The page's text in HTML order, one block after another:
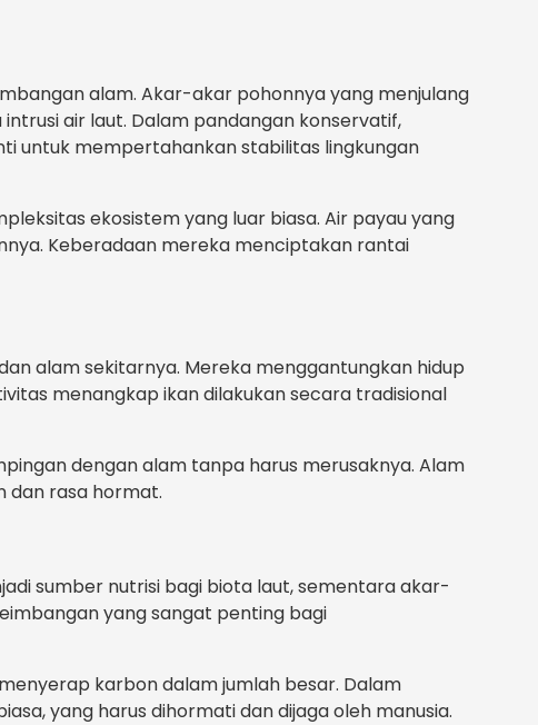
alam. Akar-akar pohonnya yang menjulang
air laut. Dalam pandangan konservatif,
untuk mempertahankan stabilitas lingkungan
ekosistem yang luar biasa. Air payau yang
Keberadaan mereka menciptakan rantai
alam sekitarnya. Mereka menggantungkan hidup
menangkap ikan dilakukan secara tradisional
dengan alam tanpa harus merusaknya. Alam
dan rasa hormat.
sumber nutrisi bagi biota laut, sementara akar-
yang sangat penting bagi
karbon dalam jumlah besar. Dalam
yang harus dihormati dan dijaga oleh manusia.